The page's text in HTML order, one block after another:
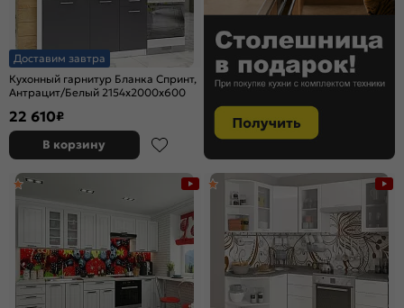
Доставим завтра
Кухонный гарнитур Бланка Спринт,
Антрацит/Белый 2154x2000x600
22 610₽
В корзину